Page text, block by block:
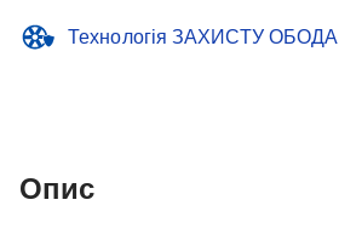
Технологія ЗАХИСТУ ОБОДА
Опис